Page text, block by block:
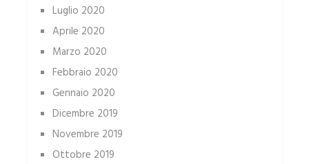
Luglio 2020
Aprile 2020
Marzo 2020
Febbraio 2020
Gennaio 2020
Dicembre 2019
Novembre 2019
Ottobre 2019